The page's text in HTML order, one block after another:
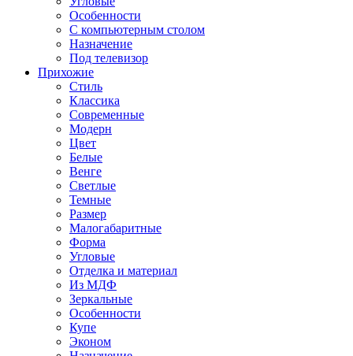
Особенности
С компьютерным столом
Назначение
Под телевизор
Прихожие
Стиль
Классика
Современные
Модерн
Цвет
Белые
Венге
Светлые
Темные
Размер
Малогабаритные
Форма
Угловые
Отделка и материал
Из МДФ
Зеркальные
Особенности
Купе
Эконом